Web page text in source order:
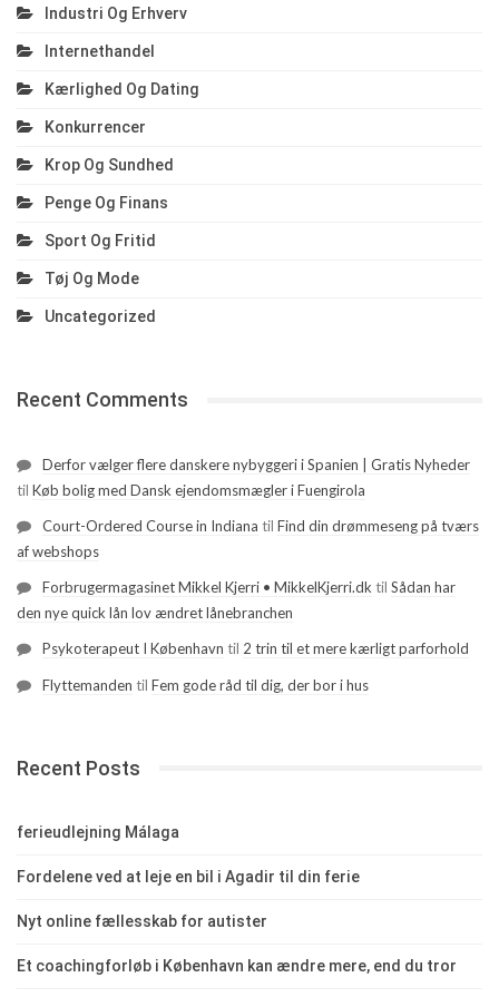
Industri Og Erhverv
Internethandel
Kærlighed Og Dating
Konkurrencer
Krop Og Sundhed
Penge Og Finans
Sport Og Fritid
Tøj Og Mode
Uncategorized
Recent Comments
Derfor vælger flere danskere nybyggeri i Spanien | Gratis Nyheder
til Køb bolig med Dansk ejendomsmægler i Fuengirola
Court-Ordered Course in Indiana til Find din drømmeseng på tværs
af webshops
Forbrugermagasinet Mikkel Kjerri • MikkelKjerri.dk til Sådan har
den nye quick lån lov ændret lånebranchen
Psykoterapeut I København til 2 trin til et mere kærligt parforhold
Flyttemanden til Fem gode råd til dig, der bor i hus
Recent Posts
ferieudlejning Málaga
Fordelene ved at leje en bil i Agadir til din ferie
Nyt online fællesskab for autister
Et coachingforløb i København kan ændre mere, end du tror